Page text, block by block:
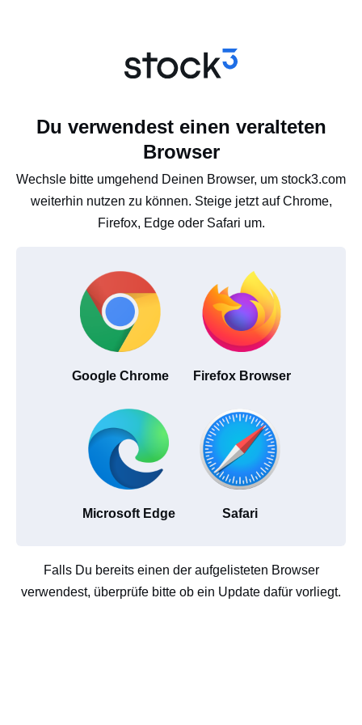
Du verwendest einen veralteten
Browser
Wechsle bitte umgehend Deinen Browser, um stock3.com
weiterhin nutzen zu können. Steige jetzt auf Chrome,
Firefox, Edge oder Safari um.
Google Chrome Firefox Browser
Microsoft Edge Safari
Falls Du bereits einen der aufgelisteten Browser
verwendest, überprüfe bitte ob ein Update dafür vorliegt.